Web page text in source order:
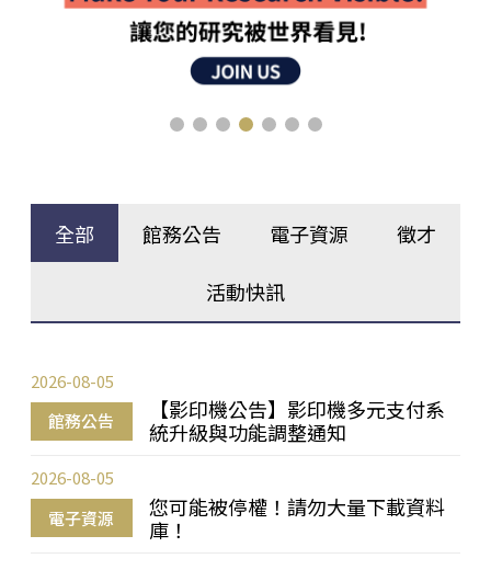
全部 館務公告 電子資源 徵才
活動快訊
館務公告
【影印機公告】影印機多元支付系
統升級與功能調整通知
2026-08-05
電子資源
您可能被停權！請勿大量下載資料
庫！
2026-08-05